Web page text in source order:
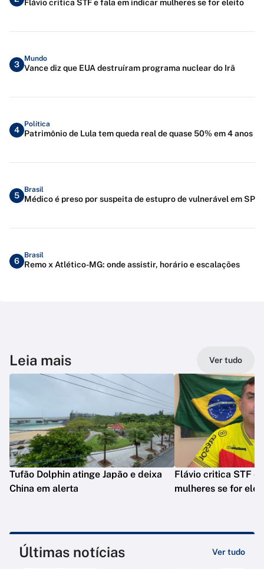
Flávio critica STF e fala em indicar mulheres se for eleito
3
Mundo
Vance diz que EUA destruíram programa nuclear do Irã
4
Política
Patrimônio de Lula tem queda real de quase 50% em 4 anos
5
Brasil
Médico é preso por suspeita de estupro de vulnerável em SP
6
Brasil
Remo x Atlético-MG: onde assistir, horário e escalações
Leia mais Ver tudo
Tufão Dolphin atinge Japão e deixa
China em alerta
Flávio critica STF e
mulheres se for
Últimas notícias Ver tudo